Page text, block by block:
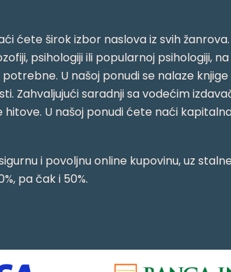
ćete širok izbor naslova iz svih
psihologiji ili popularnoj psihologiji,
U našoj ponudi se nalaze
Zahvaljujući saradnji sa vodećim
hitove. U našoj ponudi ćete naći
i povoljnu online kupovinu, uz
pa čak i 50%.